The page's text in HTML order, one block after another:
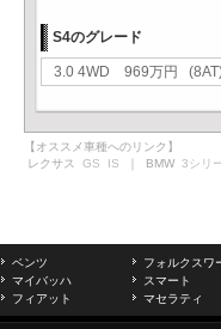
S4のグレード
3.0 4WD 969万円
【オススメ車種へのリンク】
レクサス GS IS ｜ BMW 3シリ
ベンツ フォルクスワ
マイバッハ
スマート
フィアット
マセラティ